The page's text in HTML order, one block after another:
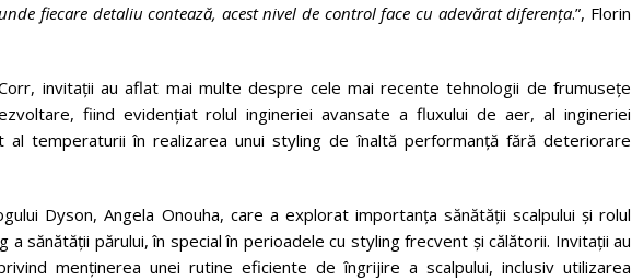
fiecare detaliu contează, acest nivel de control face cu adevărat diferența.”, Florin
invitații au aflat mai multe despre cele mai recente tehnologii de frumusețe
fiind evidențiat rolul ingineriei avansate a fluxului de aer, al ingineriei
al temperaturii în realizarea unui styling de înaltă performanță fără deteriorare
Dyson, Angela Onouha, care a explorat importanța sănătății scalpului și rolul
sănătății părului, în special în perioadele cu styling frecvent și călătorii. Invitații au
menținerea unei rutine eficiente de îngrijire a scalpului, inclusiv utilizarea